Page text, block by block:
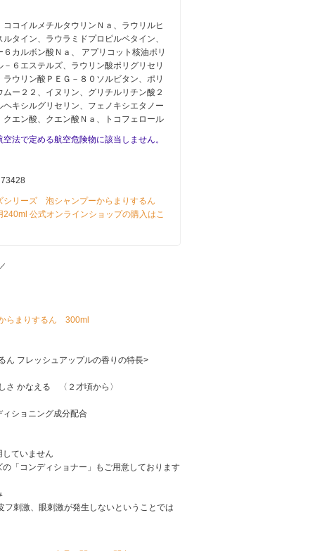
ココイルメチルタウリンＮａ、ラウリルヒ
ルタイン、ラウラミドプロピルベタイン、
６カルボン酸Ｎａ、 アプリコット核油ポリ
－６エステルズ、ラウリン酸ポリグリセリ
ラウリン酸ＰＥＧ－８０ソルビタン、ポリ
ムー２２、イヌリン、グリチルリチン酸２
ヘキシルグリセリン、フェノキシエタノー
クエン酸、クエン酸Ｎａ、トコフェロール
空法で定める航空危険物に該当しません。
シリーズ 泡シャンプーからまりするん
240ml 公式オンラインショップの購入はこ
らまりするん 300ml
ん フレッシュアップルの香りの特長>
さ かなえる 〈２才頃から〉
ショニング成分配合
ていません
「コンディショナー」もご用意しております
刺激、眼刺激が発生しないということでは